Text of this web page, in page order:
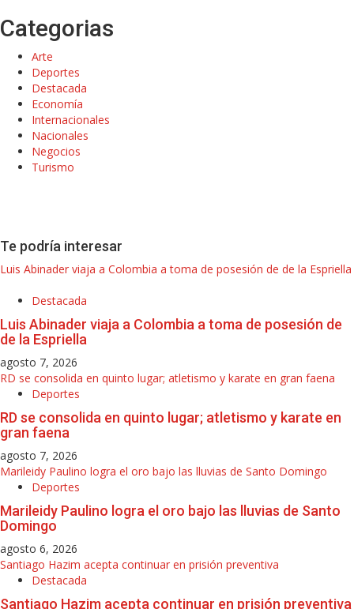
Categorias
Arte
Deportes
Destacada
Economía
Internacionales
Nacionales
Negocios
Turismo
Te podría interesar
Luis Abinader viaja a Colombia a toma de posesión de de la Espriella
Destacada
Luis Abinader viaja a Colombia a toma de posesión de
de la Espriella
agosto 7, 2026
RD se consolida en quinto lugar; atletismo y karate en gran faena
Deportes
RD se consolida en quinto lugar; atletismo y karate en
gran faena
agosto 7, 2026
Marileidy Paulino logra el oro bajo las lluvias de Santo Domingo
Deportes
Marileidy Paulino logra el oro bajo las lluvias de Santo
Domingo
agosto 6, 2026
Santiago Hazim acepta continuar en prisión preventiva
Destacada
Santiago Hazim acepta continuar en prisión preventiva